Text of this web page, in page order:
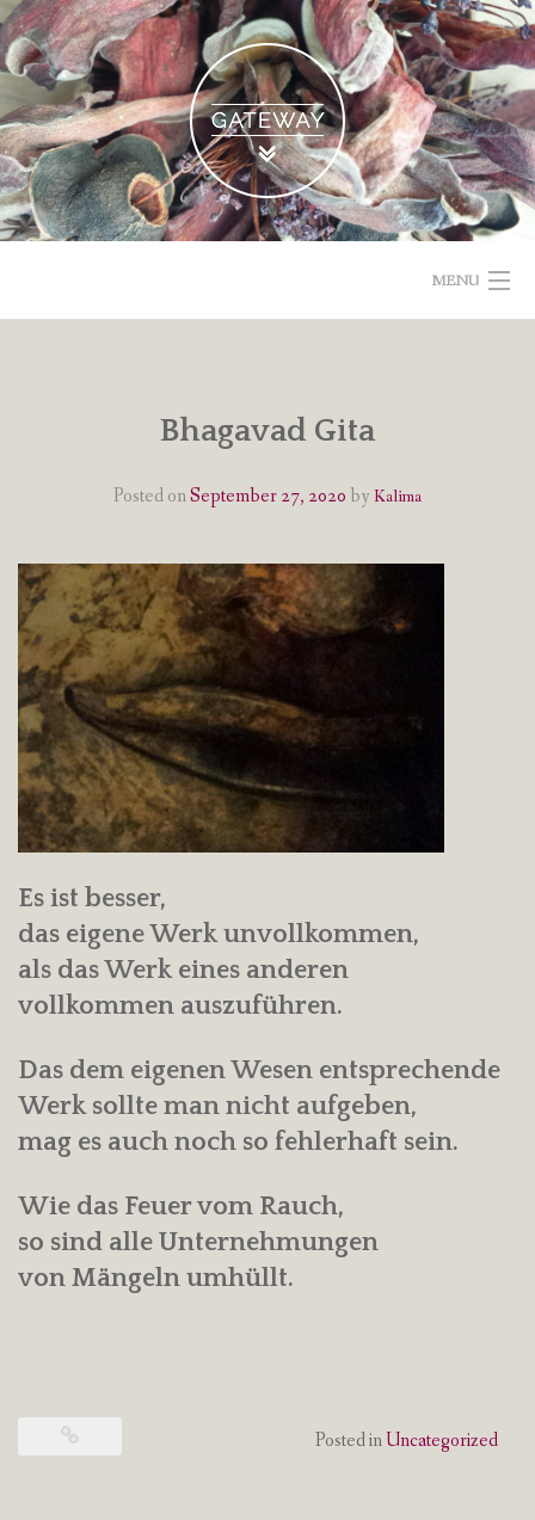
Skip
to
content
MENU
IMPRESSUM & DATENSCHUTZ
Bhagavad Gita
Posted onSeptember 27, 2020 by Kalima
Es ist besser,
das eigene Werk unvollkommen,
als das Werk eines anderen
vollkommen auszuführen.
Das dem eigenen Wesen entsprechende
Werk sollte man nicht aufgeben,
mag es auch noch so fehlerhaft sein.
Wie das Feuer vom Rauch,
so sind alle Unternehmungen
von Mängeln umhüllt.
Posted inUncategorized